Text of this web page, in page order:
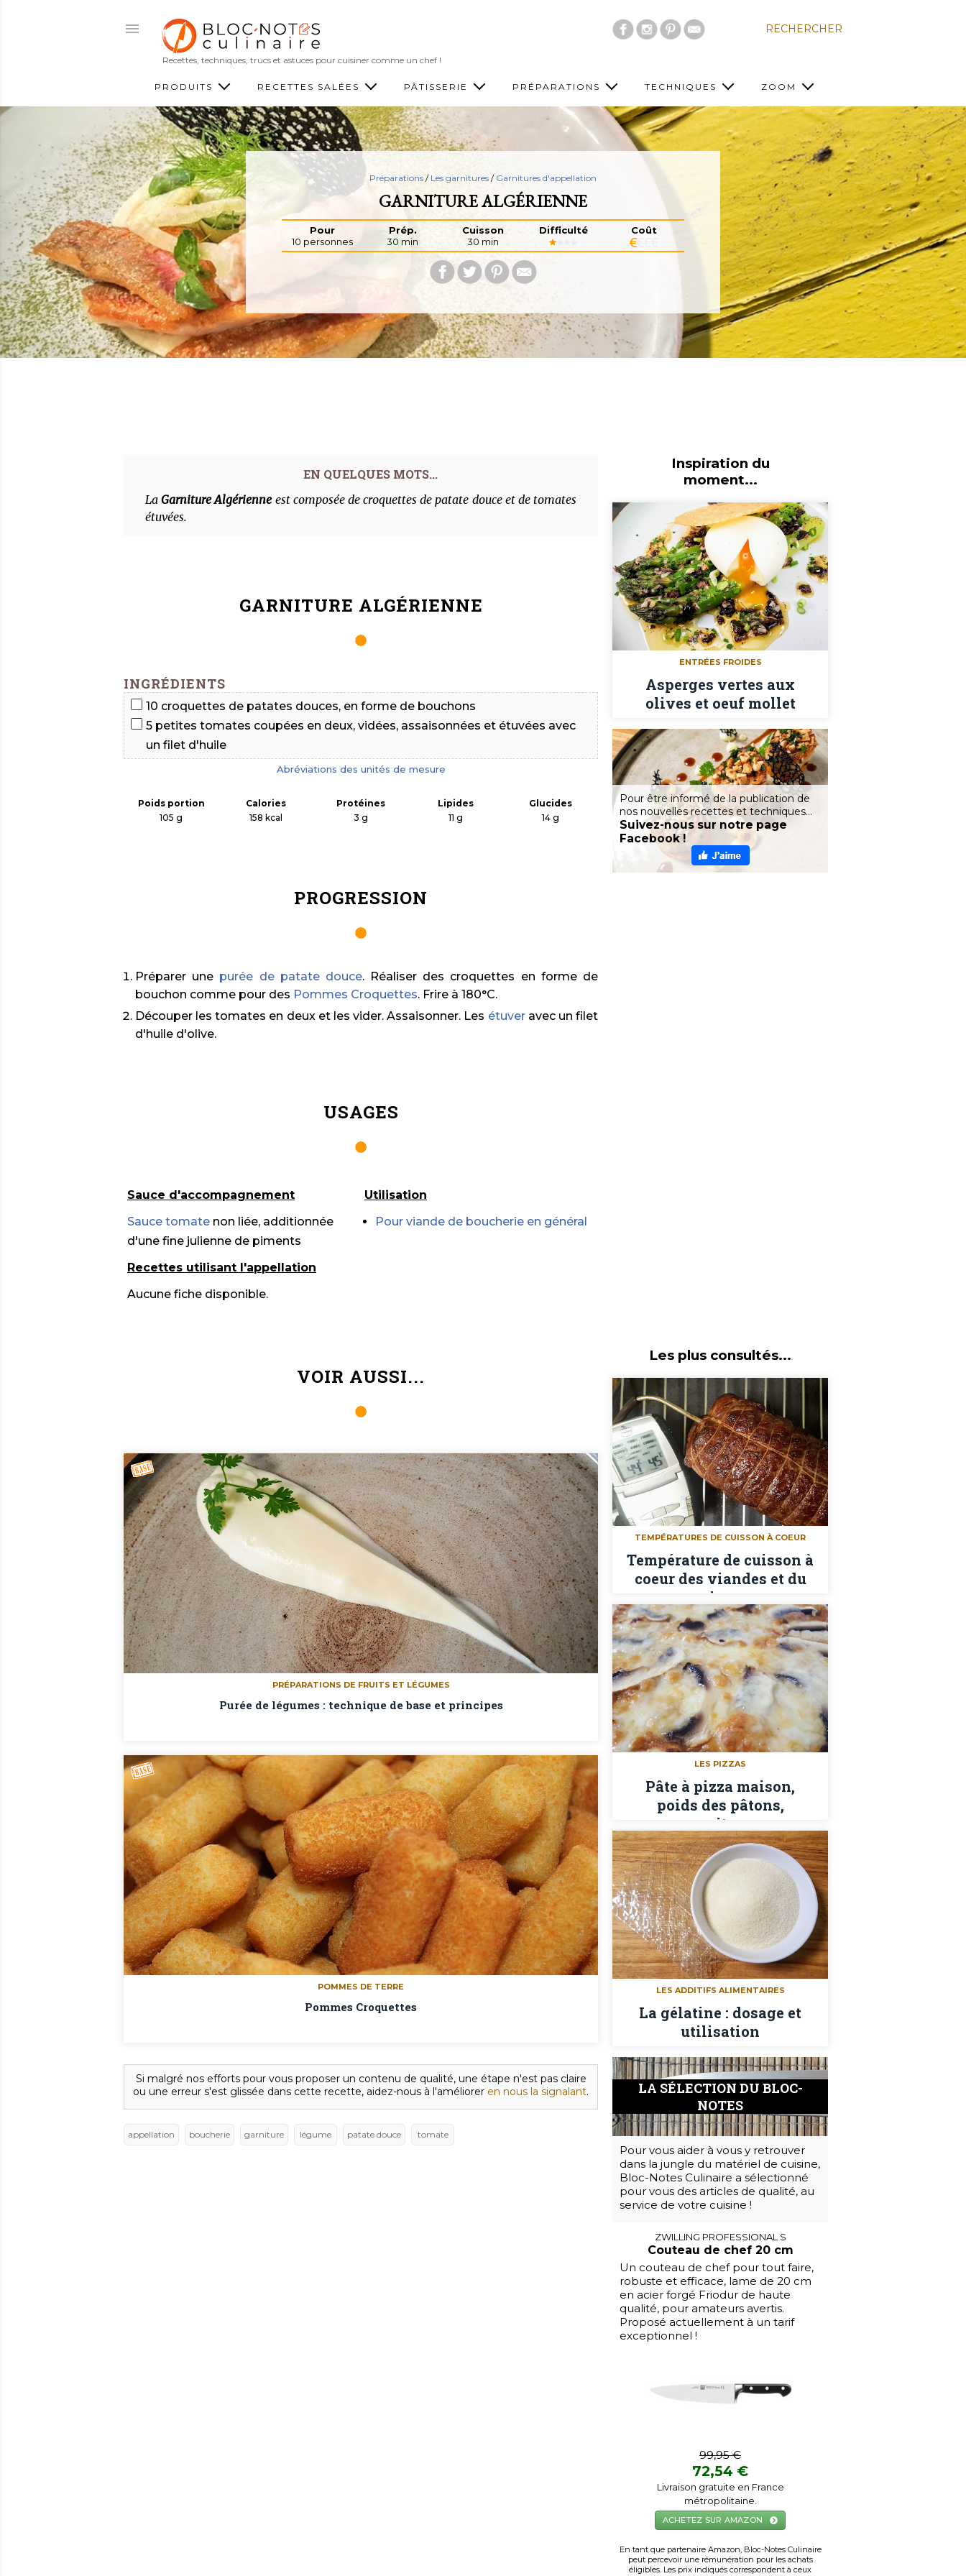
RECHERCHER
Recettes, techniques, trucs et astuces pour cuisiner comme un chef !
PRODUITS RECETTES SALÉES PÂTISSERIE PRÉPARATIONS TECHNIQUES ZOOM
Préparations / Les garnitures / Garnitures d'appellation
GARNITURE ALGÉRIENNE
Pour
10 personnes
Prép.
30 min
Cuisson
30 min
Difficulté Coût
LaGarniture Algérienneest composée de croquettes de patate douce et de tomates
étuvées.
GARNITURE ALGÉRIENNE
INGRÉDIENTS
10 croquettes de patates douces, en forme de bouchons
5 petites tomates coupées en deux, vidées, assaisonnées et étuvées avec
un filet d'huile
Abréviations des unités de mesure
Poids portion Calories Protéines Lipides
Glucides
105 g
158 kcal 3 g 11 g 14 g
PROGRESSION
Préparer une purée de patate douce. Réaliser des croquettes en forme de
bouchon comme pour des Pommes Croquettes. Frire à 180°C.
Découper les tomates en deux et les vider. Assaisonner. Les étuveravec un filet
d'huile d'olive.
USAGES
Sauce d'accompagnement
Utilisation
Sauce tomate non liée, additionnée
d'une fine julienne de piments
Pour viande de boucherie en général
Recettes utilisant l'appellation
Aucune fiche disponible.
VOIR AUSSI...
PRÉPARATIONS DE FRUITS ET LÉGUMES
Purée de légumes : technique de base et principes
POMMES DE TERRE
Pommes Croquettes
Si malgré nos efforts pour vous proposer un contenu de qualité, une étape n'est pas claire
ou une erreur s'est glissée dans cette recette, aidez-nous à l'améliorer en nous la signalant.
appellation boucherie garniture légume patate douce tomate
Inspiration du
moment...
ENTRÉES FROIDES
Asperges vertes aux
olives et oeuf mollet
Pour être informé de la publication de
nos nouvelles recettes et techniques...
Suivez-nous sur notre page
Facebook !
Les plus consultés...
TEMPÉRATURES DE CUISSON À COEUR
Température de cuisson à
coeur des viandes et du
poisson
LES PIZZAS
Pâte à pizza maison,
poids des pâtons,
garnitures
LES ADDITIFS ALIMENTAIRES
La gélatine : dosage et
utilisation
LA SÉLECTION DU BLOC-
NOTES
Pour vous aider à vous y retrouver
dans la jungle du matériel de cuisine,
Bloc-Notes Culinaire a sélectionné
pour vous des articles de qualité, au
service de votre cuisine !
ZWILLING PROFESSIONAL S
Couteau de chef 20 cm
Un couteau de chef pour tout faire,
robuste et efficace, lame de 20 cm
en acier forgé Friodur de haute
qualité, pour amateurs avertis.
Proposé actuellement à un tarif
exceptionnel !
99,95 €
72,54 €
Livraison gratuite en France
métropolitaine.
ACHETEZ SUR AMAZON
En tant que partenaire Amazon, Bloc-Notes Culinaire
peut percevoir une rémunération pour les achats
éligibles. Les prix indiqués correspondent à ceux